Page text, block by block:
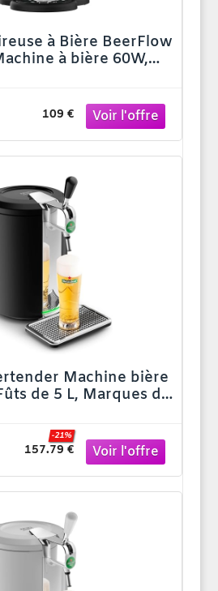
à Bière BeerFlow
à bière 60W,
d'égouttage et
antidérapants
109 €
Machine bière
de 5 L, Marques du
et mousse
Bière fraîche,
facile, Compact noire
VB450E10
157.79 €
-21%